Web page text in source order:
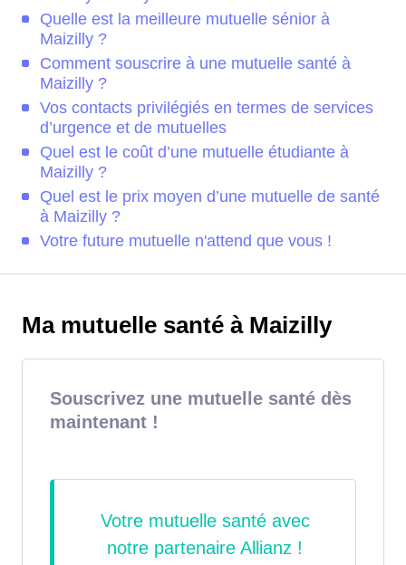
Quelle est la meilleure mutuelle sénior à
Maizilly ?
Comment souscrire à une mutuelle santé à
Maizilly ?
Vos contacts privilégiés en termes de services
d’urgence et de mutuelles
Quel est le coût d’une mutuelle étudiante à
Maizilly ?
Quel est le prix moyen d’une mutuelle de santé
à Maizilly ?
Votre future mutuelle n'attend que vous !
Ma mutuelle santé à Maizilly
Souscrivez une mutuelle santé dès
maintenant !